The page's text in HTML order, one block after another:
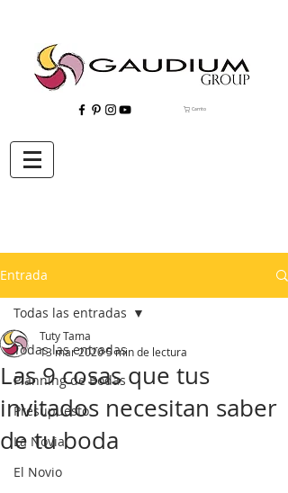
Carrito
"Gaudium, Eventos Corporativos, Wedding Planner, Eventos, Quito"
Entrada
Todas las entradas
Planning de Bodas
Presupuesto
La Novia
El Novio
Todas las entradas
Las 9 cosas que tus
invitados necesitan saber
de tu boda
Tuty Tama
13 mar 20205 min de lectura